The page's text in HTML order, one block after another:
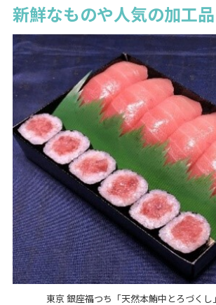
新鮮なものや人気の加工品
東京 銀座福つち「天然本鮪中とろづくし